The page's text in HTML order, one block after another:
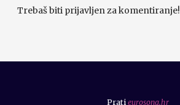
Trebaš biti prijavljen za komentiranje!
Prati eurosong.hr